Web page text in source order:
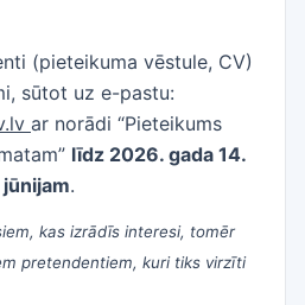
(pieteikuma vēstule, CV)
sūtot uz e-pastu:
ar norādi “Pieteikums
līdz 2026. gada 14.
jūnijam.
kas izrādīs interesi, tomēr
pretendentiem, kuri tiks virzīti